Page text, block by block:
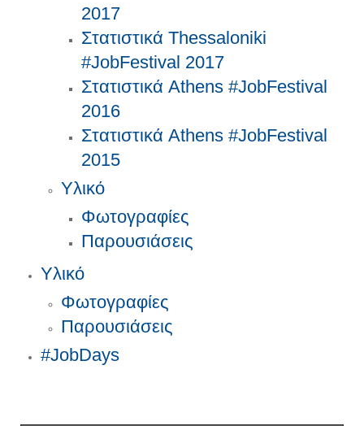
2017
Στατιστικά Thessaloniki
#JobFestival 2017
Στατιστικά Athens #JobFestival
2016
Στατιστικά Athens #JobFestival
2015
Υλικό
Φωτογραφίες
Παρουσιάσεις
Υλικό
Φωτογραφίες
Παρουσιάσεις
#JobDays